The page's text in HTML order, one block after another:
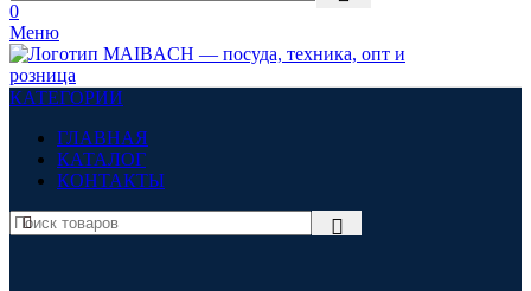
0
Меню
КАТЕГОРИИ
ГЛАВНАЯ
КАТАЛОГ
КОНТАКТЫ